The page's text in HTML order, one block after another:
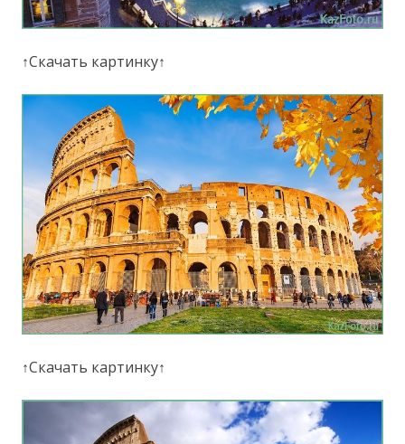
↑Скачать картинку↑
↑Скачать картинку↑